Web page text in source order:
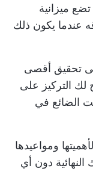
ميزانية
عندما يكون ذلك
تحقيق أقصى
لك التركيز على
الضائع في
ومواعيدها
دون أي